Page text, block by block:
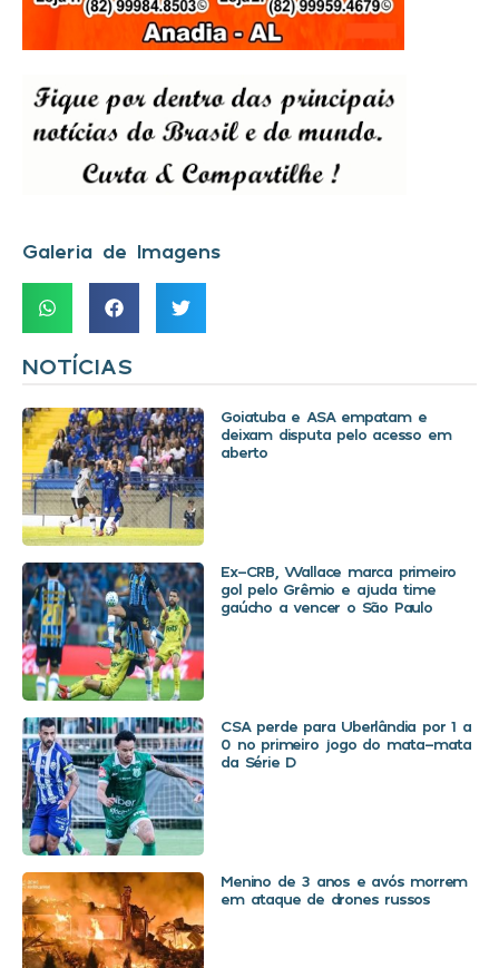
Galeria de Imagens
NOTÍCIAS
Goiatuba e ASA empatam e
deixam disputa pelo acesso em
aberto
Ex-CRB, Wallace marca primeiro
gol pelo Grêmio e ajuda time
gaúcho a vencer o São Paulo
CSA perde para Uberlândia por 1 a
0 no primeiro jogo do mata-mata
da Série D
Menino de 3 anos e avós morrem
em ataque de drones russos